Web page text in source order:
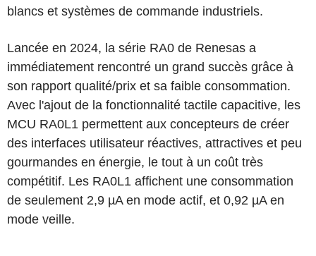
blancs et systèmes de commande industriels.
Lancée en 2024, la série RA0 de Renesas a
immédiatement rencontré un grand succès grâce à
son rapport qualité/prix et sa faible consommation.
Avec l'ajout de la fonctionnalité tactile capacitive, les
MCU RA0L1 permettent aux concepteurs de créer
des interfaces utilisateur réactives, attractives et peu
gourmandes en énergie, le tout à un coût très
compétitif. Les RA0L1 affichent une consommation
de seulement 2,9 µA en mode actif, et 0,92 µA en
mode veille.